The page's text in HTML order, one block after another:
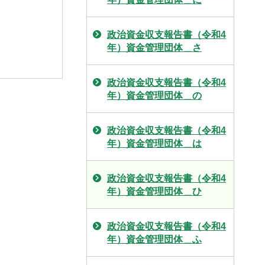
政治資金収支報告書（令和4
年）資金管理団体＿さ
政治資金収支報告書（令和4
年）資金管理団体＿の
政治資金収支報告書（令和4
年）資金管理団体＿は
政治資金収支報告書（令和4
年）資金管理団体＿ひ
政治資金収支報告書（令和4
年）資金管理団体＿ふ